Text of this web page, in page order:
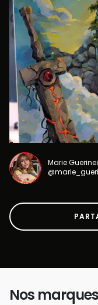
Marie
Nos marques